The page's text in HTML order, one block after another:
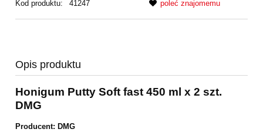
Kod produktu:
41247
poleć znajomemu
Opis produktu
Honigum Putty Soft fast 450 ml x 2 szt.
DMG
Producent: DMG